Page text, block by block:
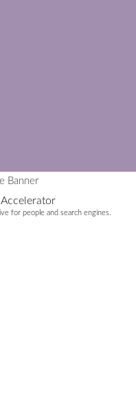
Banner
for people and search engines.